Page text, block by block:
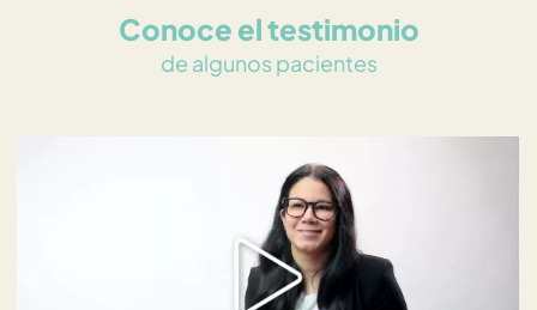
Conoce el testimonio
de algunos pacientes